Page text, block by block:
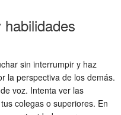
sin interrumpir y haz
la perspectiva de los demás.
voz. Intenta ver las
colegas o superiores. En